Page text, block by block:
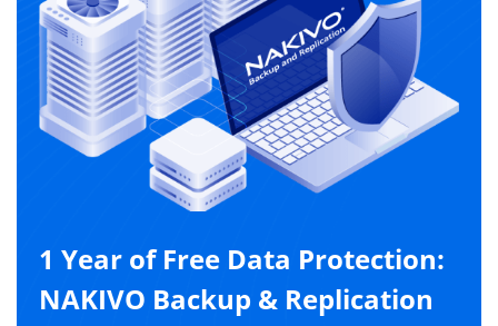
1 Year of Free Data Protection:
NAKIVO Backup & Replication